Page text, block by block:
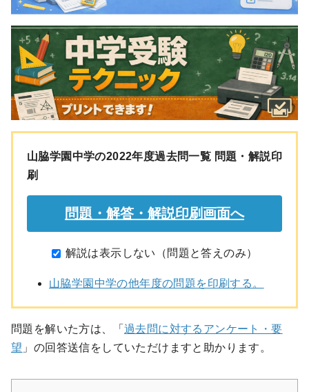
山脇学園中学の2022年度過去問一覧 問題・解説印
刷
解説は表示しない（問題と答えのみ）
山脇学園中学の他年度の問題を印刷する。
問題を解いた方は、「 過去問に対するアンケート・要
望 」の回答送信をしていただけますと助かります。